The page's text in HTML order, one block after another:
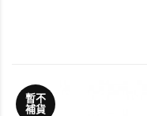
暫不
補貨